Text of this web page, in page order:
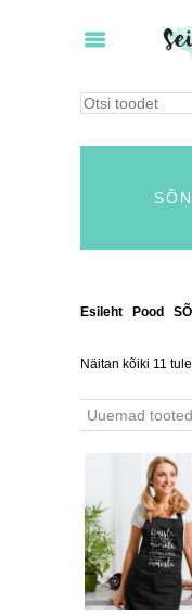
Esileht Pood
Näitan kõiki 11